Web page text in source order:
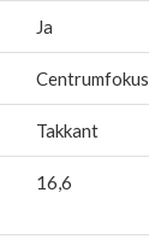
Ja
Centrumfokus
Takkant
16,6